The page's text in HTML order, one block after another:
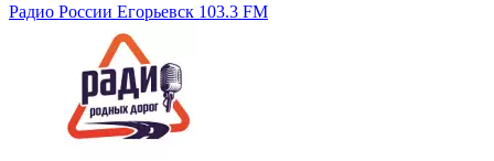
Радио России Егорьевск 103.3 FM